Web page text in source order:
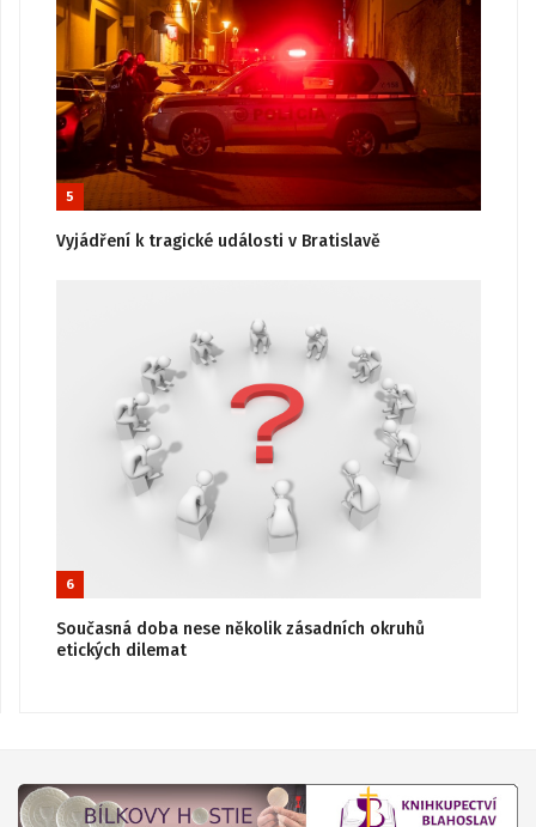
5
Vyjádření k tragické události v Bratislavě
6
Současná doba nese několik zásadních okruhů
etických dilemat